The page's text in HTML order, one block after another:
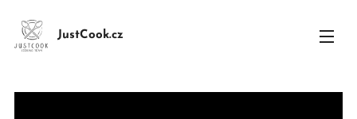
JustCook.cz